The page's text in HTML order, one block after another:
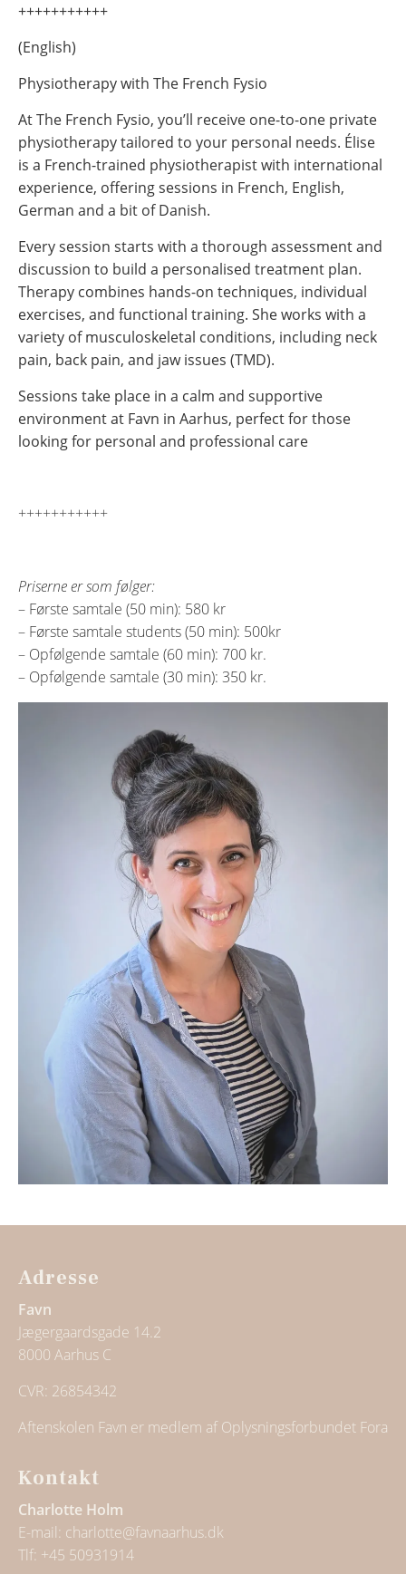
+++++++++++
(English)
Physiotherapy with The French Fysio
At The French Fysio, you’ll receive one-to-one private
physiotherapy tailored to your personal needs. Élise
is a French-trained physiotherapist with international
experience, offering sessions in French, English,
German and a bit of Danish.
Every session starts with a thorough assessment and
discussion to build a personalised treatment plan.
Therapy combines hands-on techniques, individual
exercises, and functional training. She works with a
variety of musculoskeletal conditions, including neck
pain, back pain, and jaw issues (TMD).
Sessions take place in a calm and supportive
environment at Favn in Aarhus, perfect for those
looking for personal and professional care
+++++++++++
Priserne er som følger:
– Første samtale (50 min): 580 kr
– Første samtale students (50 min): 500kr
– Opfølgende samtale (60 min): 700 kr.
– Opfølgende samtale (30 min): 350 kr.
Adresse
Favn
Jægergaardsgade 14.2
8000 Aarhus C
CVR: 26854342
Aftenskolen Favn er medlem af Oplysningsforbundet Fora
Kontakt
Charlotte Holm
E-mail: charlotte@favnaarhus.dk
Tlf: +45 50931914